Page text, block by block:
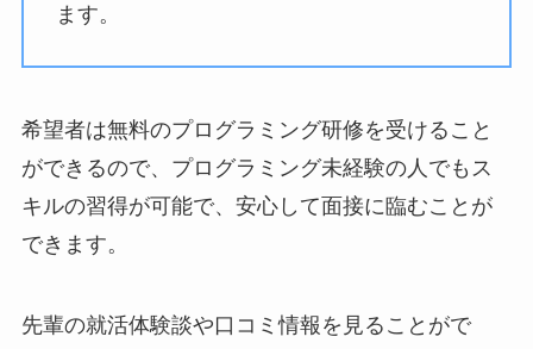
ます。
希望者は無料のプログラミング研修を受けること
ができるので、プログラミング未経験の人でもス
キルの習得が可能で、安心して面接に臨むことが
できます。
先輩の就活体験談や口コミ情報を見ることがで